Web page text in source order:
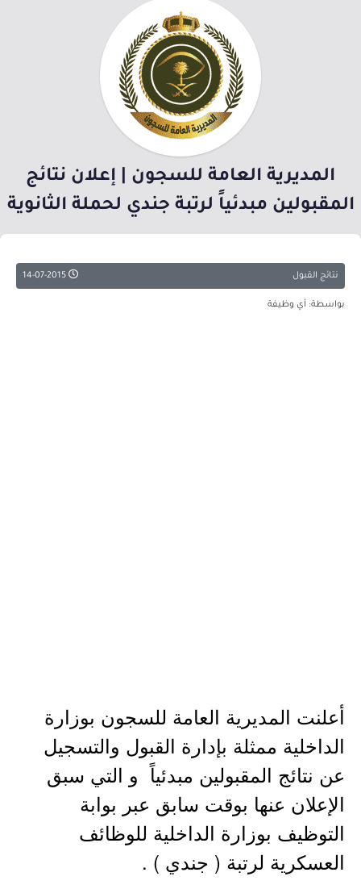
المديرية العامة للسجون | إعلان نتائج
المقبولين مبدئياً لرتبة جندي لحملة الثانوية
نتائج القبول
بواسطة: أي وظيفة
أعلنت المديرية العامة للسجون بوزارة
الداخلية ممثلة بإدارة القبول والتسجيل
عن نتائج المقبولين مبدئياً و التي سبق
الإعلان عنها بوقت سابق عبر بوابة
التوظيف بوزارة الداخلية للوظائف
العسكرية لرتبة ( جندي ) .